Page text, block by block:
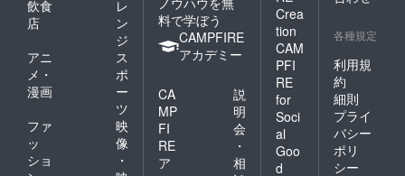
飲食
店
レ
ン
ジ
アニ
メ・
漫画
ス
ポ
ー
ツ
ファ
ッ
ショ
映
像
・
料で学ぼう
CAMPFIRE
アカデミー
CA
MP
FI
RE
ア
説
明
会
・
相
Crea
tion
CAM
PFI
RE
for
Soci
al
Goo
d
各種規定
利用規
約
細則
プライ
バシー
ポリ
シー